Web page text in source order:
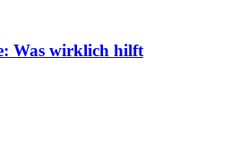
Was wirklich hilft